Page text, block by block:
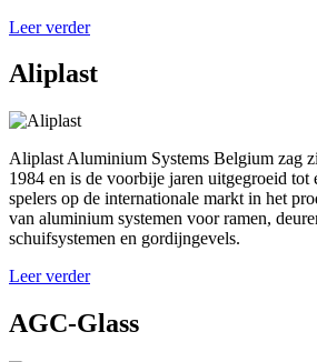
Leer verder
Aliplast
Aliplast Aluminium Systems Belgium zag
1984 en is de voorbije jaren uitgegroeid tot
spelers op de internationale markt in het
van aluminium systemen voor ramen,
schuifsystemen en gordijngevels.
Leer verder
AGC-Glass